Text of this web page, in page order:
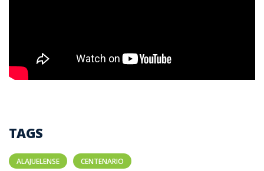
TAGS
ALAJUELENSE CENTENARIO